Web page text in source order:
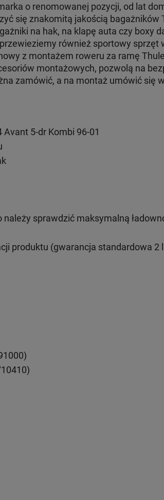
o renomowanej pozycji, od lat
się znakomitą jakością
na hak, na klapę auta czy boxy
również sportowy sprzęt
z montażem roweru za ramę
montażowych, pozwolą na
zamówić, a na montaż umówić się
5-dr Kombi 96-01
sprawdzić maksymalną
produktu (gwarancja standardowa 2